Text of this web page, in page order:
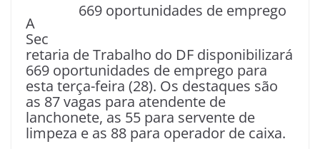
669 oportunidades de emprego
A
Sec
retaria de Trabalho do DF disponibilizará
669 oportunidades de emprego para
esta terça-feira (28). Os destaques são
as 87 vagas para atendente de
lanchonete, as 55 para servente de
limpeza e as 88 para operador de caixa.